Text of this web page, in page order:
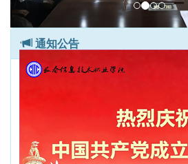
通知公告
长春信息技术职业学院高等职
报告（2025年度）